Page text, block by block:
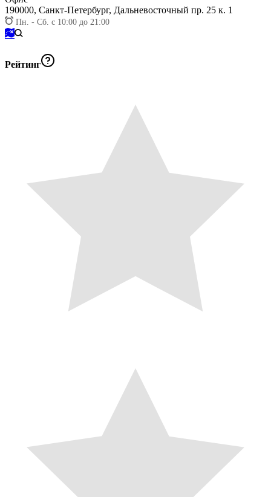
190000, Санкт-Петербург, Дальневосточный пр. 25 к. 1
Пн. - Сб. с 10:00 до 21:00
Рейтинг